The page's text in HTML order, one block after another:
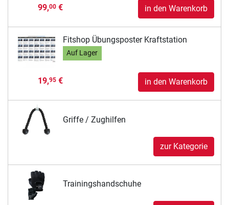
99,00€ in den Warenkorb
Fitshop Übungsposter Kraftstation
Auf Lager
19,95€ in den Warenkorb
Griffe / Zughilfen
zur Kategorie
Trainingshandschuhe